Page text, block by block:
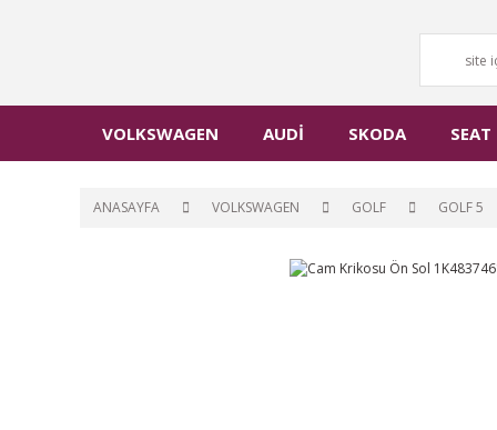
VOLKSWAGEN AUDİ SKODA SEAT
ANASAYFA VOLKSWAGEN GOLF GOLF 5